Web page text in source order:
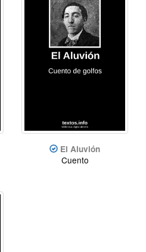
El Aluvión
Cuento